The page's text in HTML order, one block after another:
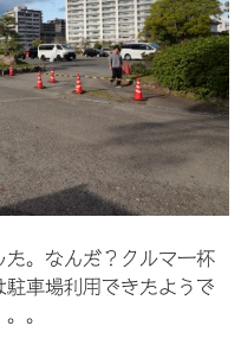
。なんだ？クルマ一杯
車場利用できたようで
。